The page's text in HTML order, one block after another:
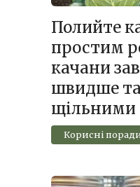
Полийте
простим
качани
швидше
щільними
Корисні